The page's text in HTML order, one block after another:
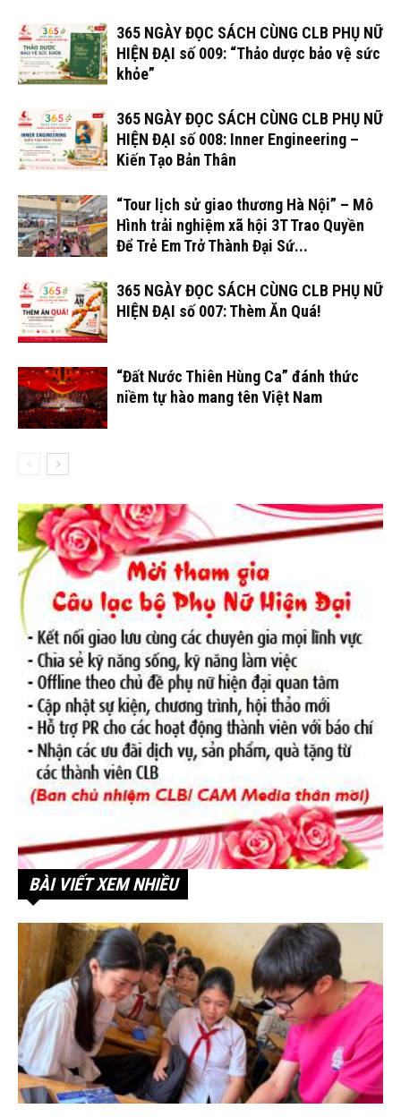
365 NGÀY ĐỌC SÁCH CÙNG CLB PHỤ NỮ
HIỆN ĐẠI số 009: “Thảo dược bảo vệ sức
khỏe”
365 NGÀY ĐỌC SÁCH CÙNG CLB PHỤ NỮ
HIỆN ĐẠI số 008: Inner Engineering –
Kiến Tạo Bản Thân
“Tour lịch sử giao thương Hà Nội” – Mô
Hình trải nghiệm xã hội 3T Trao Quyền
Để Trẻ Em Trở Thành Đại Sứ...
365 NGÀY ĐỌC SÁCH CÙNG CLB PHỤ NỮ
HIỆN ĐẠI số 007: Thèm Ăn Quá!
“Đất Nước Thiên Hùng Ca” đánh thức
niềm tự hào mang tên Việt Nam
BÀI VIẾT XEM NHIỀU